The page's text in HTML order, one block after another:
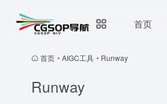
首页
首页 • AIGC工具 • Runway
Runway